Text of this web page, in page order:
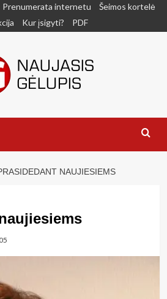
Prenumerata internetu
Šeimos kortelė
Kur įsigyti? PDF
NAUJIESIEMS